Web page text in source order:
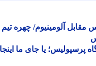
آلومینیوم/ چهره تیم
یا جای ما